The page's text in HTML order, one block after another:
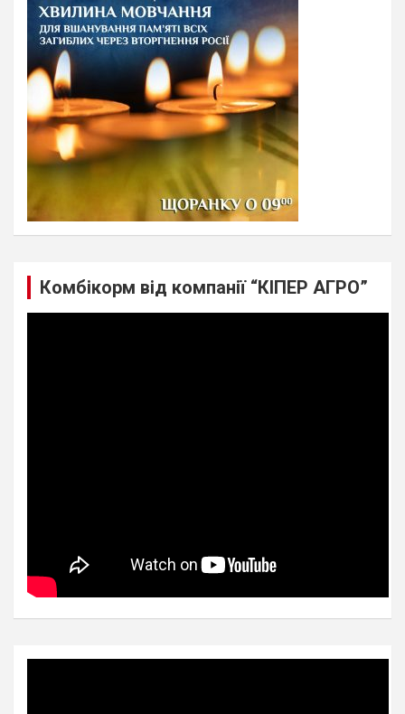
Комбікорм від компанії “КІПЕР АГРО”